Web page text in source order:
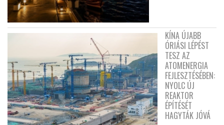
KÍNA ÚJABB
ÓRIÁSI LÉPÉST
TESZ AZ
ATOMENERGIA
FEJLESZTÉSÉBEN:
NYOLC ÚJ
REAKTOR
ÉPÍTÉSÉT
HAGYTÁK JÓVÁ